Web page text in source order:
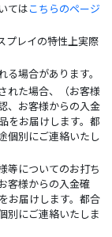
てはこちらのページ
プレイの特性上実際
場合があります。
れた場合、（お客様
、お客様からの入金
をお届けします。都
個別にご連絡いたし
等についてのお打ち
客様からの入金確
お届けします。都合
別にご連絡いたしま